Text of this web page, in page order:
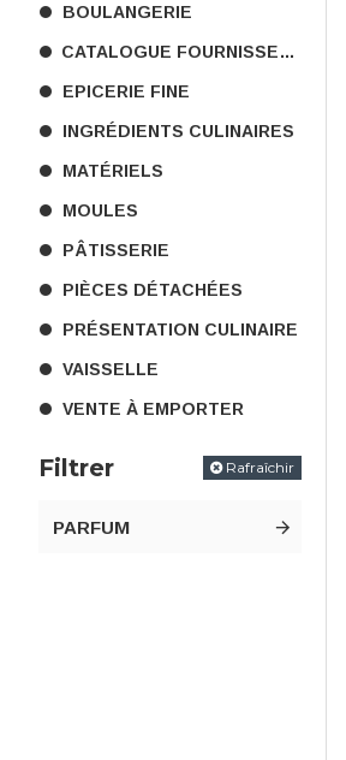
BOULANGERIE
CATALOGUE FOURNISSEURS
EPICERIE FINE
INGRÉDIENTS CULINAIRES
MATÉRIELS
MOULES
PÂTISSERIE
PIÈCES DÉTACHÉES
PRÉSENTATION CULINAIRE
VAISSELLE
VENTE À EMPORTER
Filtrer Rafraîchir
PARFUM